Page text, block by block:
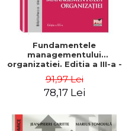
Fundamentele
managementului
organizatiei. Editia a III-a -
91,97 Lei
78,17 Lei